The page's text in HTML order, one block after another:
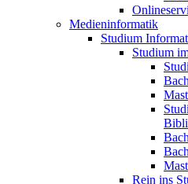
Medieninformatik
Studium
Studium
Rein ins